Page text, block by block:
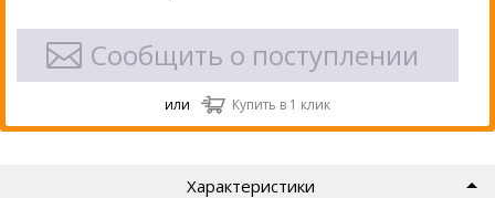
Сообщить о поступлении
или Купить в 1 клик
Характеристики